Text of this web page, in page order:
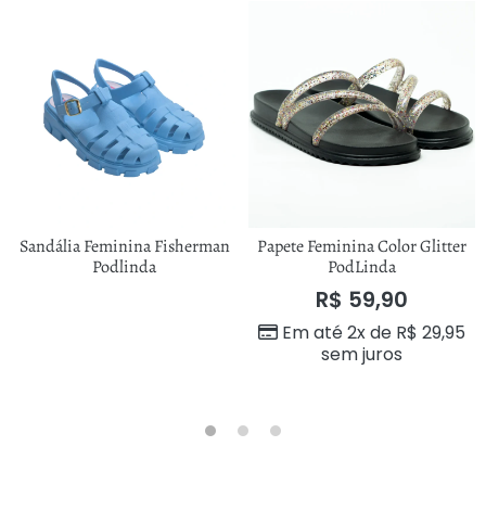
Sandália Feminina Fisherman
Podlinda
Papete Feminina Color Glitter
PodLinda
R$ 59,90
Em até 2x de R$ 29,95
sem juros